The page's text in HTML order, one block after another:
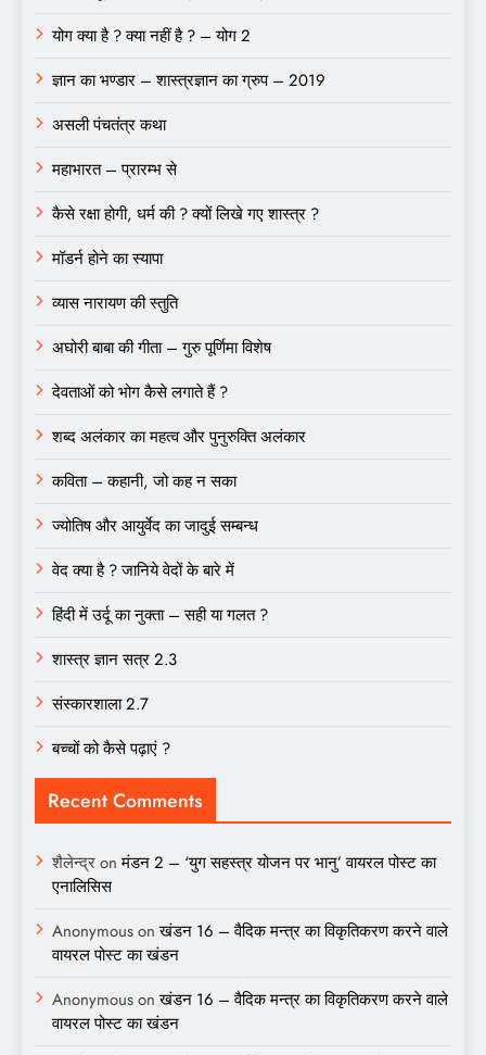
योग क्या है ? क्या नहीं है ? – योग 2
ज्ञान का भण्डार – शास्त्रज्ञान का ग्रुप – 2019
असली पंचतंत्र कथा
महाभारत – प्रारम्भ से
कैसे रक्षा होगी, धर्म की ? क्यों लिखे गए शास्त्र ?
मॉडर्न होने का स्यापा
व्यास नारायण की स्तुति
अघोरी बाबा की गीता – गुरु पूर्णिमा विशेष
देवताओं को भोग कैसे लगाते हैं ?
शब्द अलंकार का महत्व और पुनुरुक्ति अलंकार
कविता – कहानी, जो कह न सका
ज्योतिष और आयुर्वेद का जादुई सम्बन्ध
वेद क्या है ? जानिये वेदों के बारे में
हिंदी में उर्दू का नुक्ता – सही या गलत ?
शास्त्र ज्ञान सत्र 2.3
संस्कारशाला 2.7
बच्चों को कैसे पढ़ाएं ?
Recent Comments
शैलेन्द्रonमंडन 2 – ‘युग सहस्त्र योजन पर भानु’ वायरल पोस्ट का
एनालिसिस
Anonymousonखंडन 16 – वैदिक मन्त्र का विकृतिकरण करने वाले
वायरल पोस्ट का खंडन
Anonymousonखंडन 16 – वैदिक मन्त्र का विकृतिकरण करने वाले
वायरल पोस्ट का खंडन